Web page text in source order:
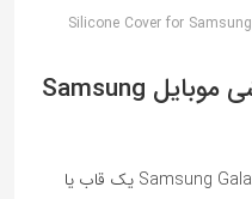
Silicone Cover for
بررسی کاور سیلیکونی گوشی موبایل Samsung
کاور سیلیکونی گوشی موبایل Samsung Galaxy M31s یک قاب یا